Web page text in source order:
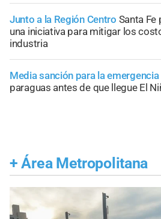
Junto a la Región Centro Santa Fe
una iniciativa para mitigar los
industria
Media sanción para la emergencia
paraguas antes de que llegue El
+ Área Metropolitana